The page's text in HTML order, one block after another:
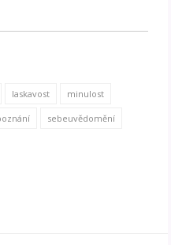
laskavost minulost
sebeuvědomění